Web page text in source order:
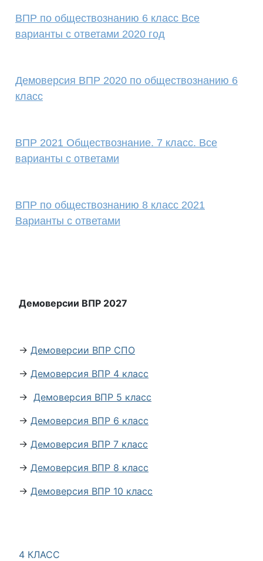
4 КЛАСС
ВПР по обществознанию 6 класс Все
варианты с ответами 2020 год
Демоверсия ВПР 2020 по обществознанию 6
класс
ВПР 2021 Обществознание. 7 класс. Все
варианты с ответами
ВПР по обществознанию 8 класс 2021
Варианты с ответами
Демоверсии ВПР 2027
→ Демоверсии ВПР СПО
→ Демоверсия ВПР 4 класс
→ Демоверсия ВПР 5 класс
→ Демоверсия ВПР 6 класс
→ Демоверсия ВПР 7 класс
→ Демоверсия ВПР 8 класс
→ Демоверсия ВПР 10 класс